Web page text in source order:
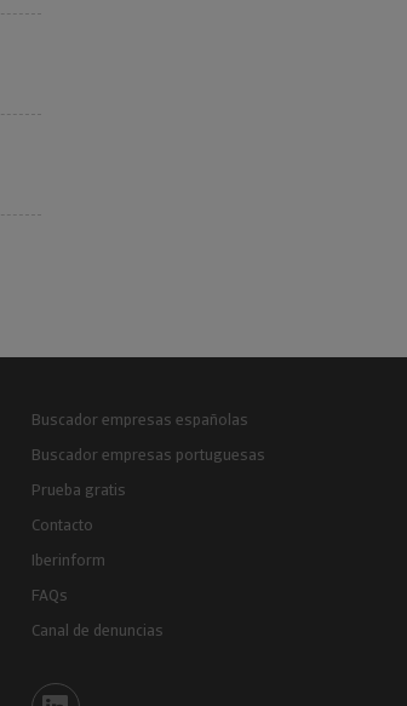
Buscador empresas españolas
Buscador empresas portuguesas
Prueba gratis
Contacto
Iberinform
FAQs
Canal de denuncias